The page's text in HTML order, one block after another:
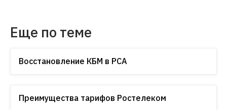
Еще по теме
Восстановление КБМ в РСА
Преимущества тарифов Ростелеком